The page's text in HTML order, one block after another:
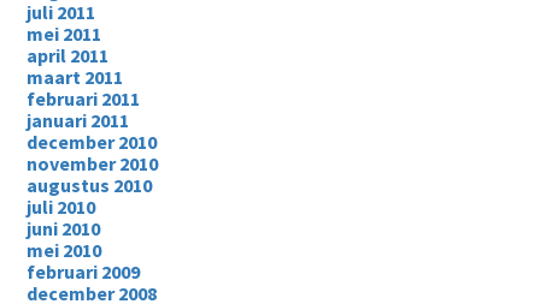
juli 2011
mei 2011
april 2011
maart 2011
februari 2011
januari 2011
december 2010
november 2010
augustus 2010
juli 2010
juni 2010
mei 2010
februari 2009
december 2008